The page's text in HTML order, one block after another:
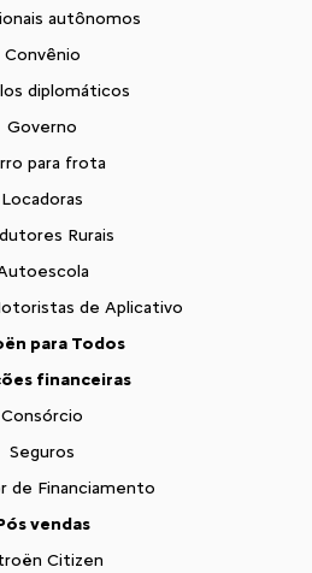
autônomos
Convênio
diplomáticos
Governo
para frota
Locadoras
Rurais
de Aplicativo
para Todos
financeiras
Consórcio
Seguros
de Financiamento
vendas
Citizen